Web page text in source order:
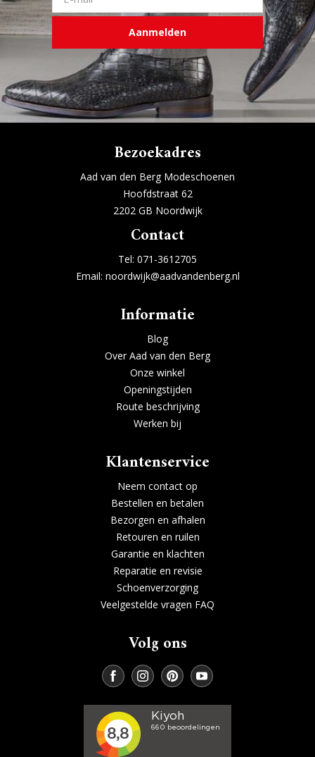
Aanmelden
Bezoekadres
Aad van den Berg Modeschoenen
Hoofdstraat 62
2202 GB Noordwijk
Contact
Tel: 071-3612705
Email: noordwijk@aadvandenberg.nl
Informatie
Blog
Over Aad van den Berg
Onze winkel
Openingstijden
Route beschrijving
Werken bij
Klantenservice
Neem contact op
Bestellen en betalen
Bezorgen en afhalen
Retouren en ruilen
Garantie en klachten
Reparatie en revisie
Schoenverzorging
Veelgestelde vragen FAQ
Volg ons